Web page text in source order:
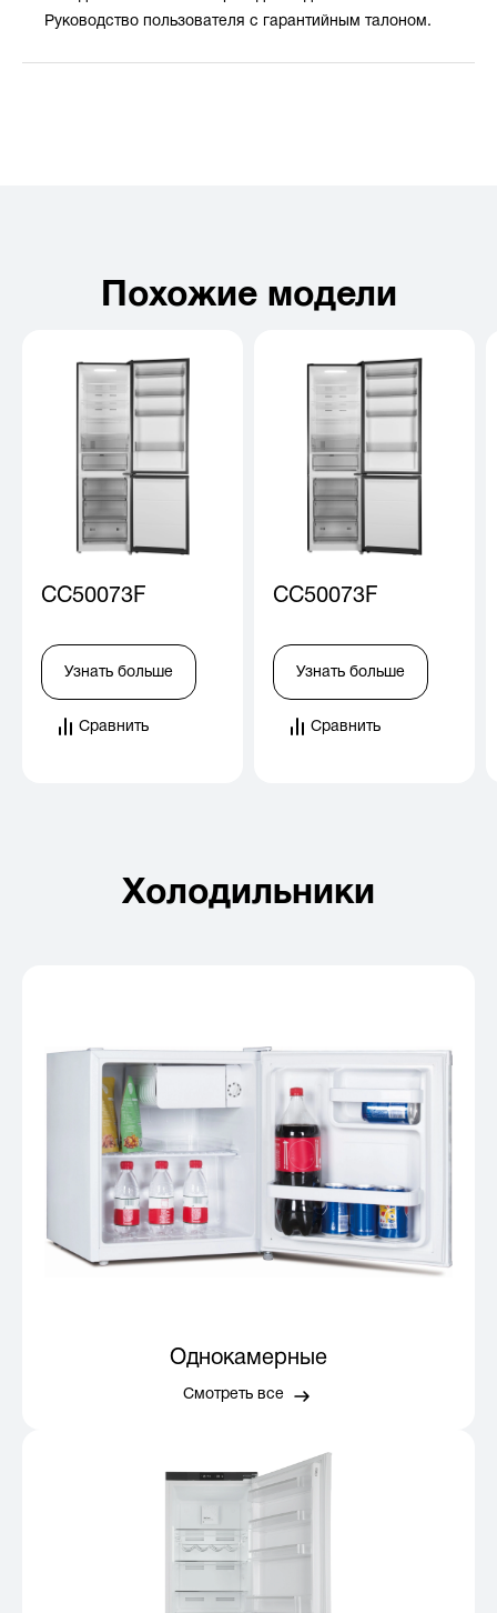
Руководство пользователя с гарантийным талоном.
Похожие модели
CC50073F
Узнать больше
Сравнить
CC50073F
Узнать больше
Сравнить
Холодильники
Однокамерные
Смотреть все